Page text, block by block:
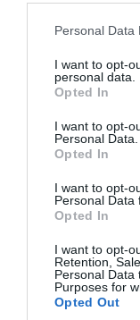
Please note that
not limited to your
grant or deny
use your data for
consent section.
Personal Data
I want to opt-
personal data.
Opted In
I want to opt-
Personal Data.
Opted In
I want to opt-
Personal Data
Opted In
I want to opt-
Retention,
Personal Data
Purposes for
Opted Out
Κλείνοντας, ο
επόμενες
κρατικός
ετοιμότητα.
ευθύνη του
της φωτιάς σε
ζωές,